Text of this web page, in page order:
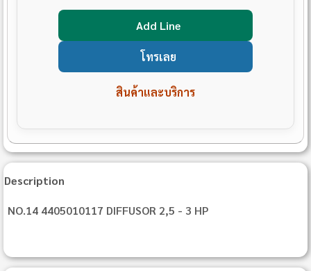
Add Line
โทรเลย
สินค้าและบริการ
Description
NO.14 4405010117 DIFFUSOR 2,5 - 3 HP